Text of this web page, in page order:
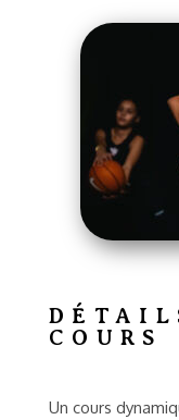
COURS
Un cours